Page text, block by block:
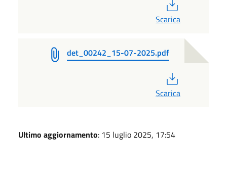
Scarica
det_00242_15-07-2025.pdf
Scarica
Ultimo aggiornamento: 15 luglio 2025, 17:54